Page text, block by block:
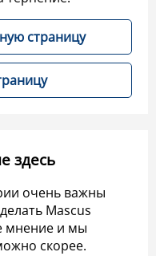
страницу
здесь
очень важны
Mascus
мнение и мы
скорее.